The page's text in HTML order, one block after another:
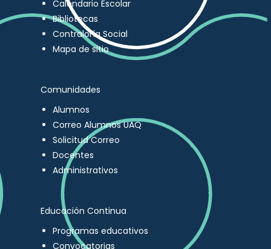
Calendario Escolar
Bibliotecas
Contraloría Social
Mapa de sitio
Comunidades
Alumnos
Correo Alumnos UAQ
Solicitud Correo
Docentes
Administrativos
Educación Continua
Programas educativos
Convocatorias